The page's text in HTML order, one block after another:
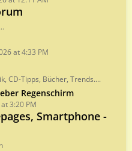
at 4:33 PM
CD-Tipps, Bücher, Trends....
Regenschirm
3:20 PM
Smartphone -